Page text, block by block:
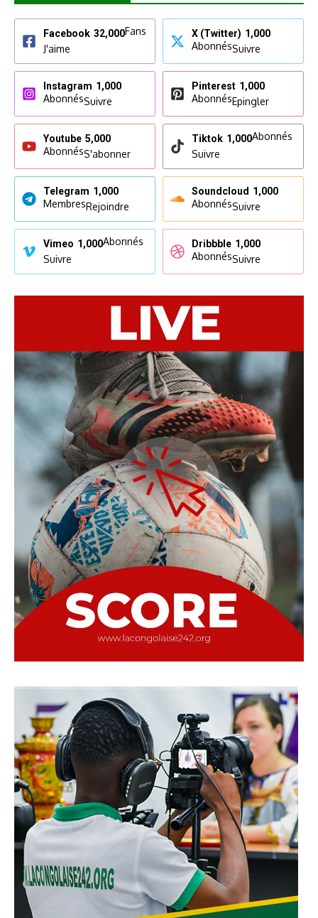
Facebook 32,000Fans
J'aime
X (Twitter) 1,000
AbonnésSuivre
Instagram 1,000
AbonnésSuivre
Pinterest 1,000
AbonnésEpingler
Youtube 5,000
AbonnésS'abonner
Tiktok 1,000Abonnés
Suivre
Telegram 1,000
MembresRejoindre
Soundcloud 1,000
AbonnésSuivre
Vimeo 1,000Abonnés
Suivre
Dribbble 1,000
AbonnésSuivre